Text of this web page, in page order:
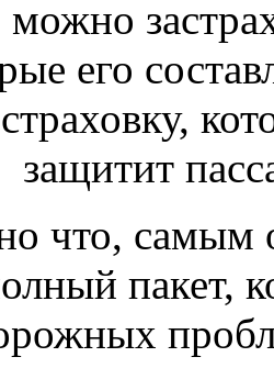
его
защитит
что,
пакет,